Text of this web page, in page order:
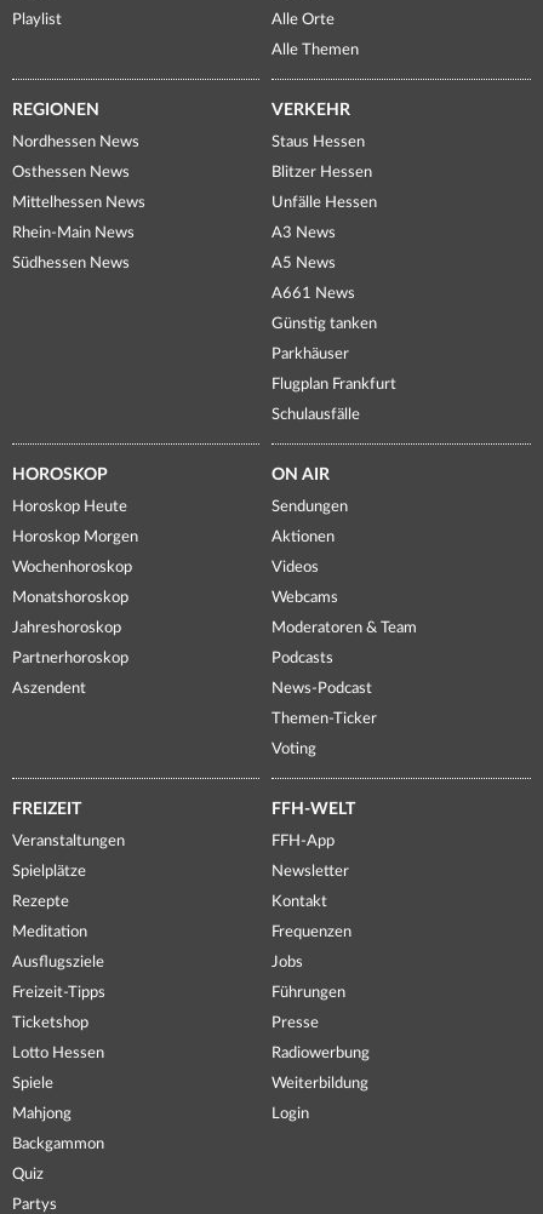
Playlist
Alle Orte
Alle Themen
REGIONEN
Nordhessen News
Osthessen News
Mittelhessen News
Rhein-Main News
Südhessen News
VERKEHR
Staus Hessen
Blitzer Hessen
Unfälle Hessen
A3 News
A5 News
A661 News
Günstig tanken
Parkhäuser
Flugplan Frankfurt
Schulausfälle
HOROSKOP
Horoskop Heute
Horoskop Morgen
Wochenhoroskop
Monatshoroskop
Jahreshoroskop
Partnerhoroskop
Aszendent
ON AIR
Sendungen
Aktionen
Videos
Webcams
Moderatoren & Team
Podcasts
News-Podcast
Themen-Ticker
Voting
FREIZEIT
Veranstaltungen
Spielplätze
Rezepte
Meditation
Ausflugsziele
Freizeit-Tipps
Ticketshop
Lotto Hessen
Spiele
Mahjong
Backgammon
Quiz
Partys
FFH-WELT
FFH-App
Newsletter
Kontakt
Frequenzen
Jobs
Führungen
Presse
Radiowerbung
Weiterbildung
Login